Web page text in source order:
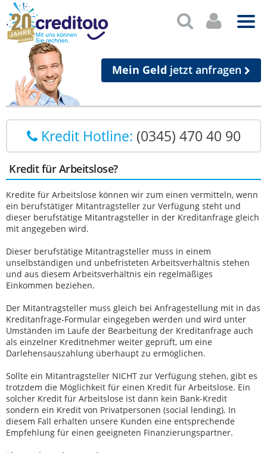
Mein Geld jetzt anfragen
Kredit Hotline: (0345) 470 40 90
Kredit für Arbeitslose?
Kredite für Arbeitslose können wir zum einen vermitteln, wenn
ein berufstätiger Mitantragsteller zur Verfügung steht und
dieser berufstätige Mitantragsteller in der Kreditanfrage gleich
mit angegeben wird.
Dieser berufstätige Mitantragsteller muss in einem
unselbständigen und unbefristeten Arbeitsverhältnis stehen
und aus diesem Arbeitsverhältnis ein regelmäßiges
Einkommen beziehen.
Der Mitantragsteller muss gleich bei Anfragestellung mit in das
Kreditanfrage-Formular eingegeben werden und wird unter
Umständen im Laufe der Bearbeitung der Kreditanfrage auch
als einzelner Kreditnehmer weiter geprüft, um eine
Darlehensauszahlung überhaupt zu ermöglichen.
Sollte ein Mitantragsteller NICHT zur Verfügung stehen, gibt es
trotzdem die Möglichkeit für einen Kredit für Arbeitslose. Ein
solcher Kredit für Arbeitslose ist dann kein Bank-Kredit
sondern ein Kredit von Privatpersonen (social lending). In
diesem Fall erhalten unsere Kunden eine entsprechende
Empfehlung für einen geeigneten Finanzierungspartner.